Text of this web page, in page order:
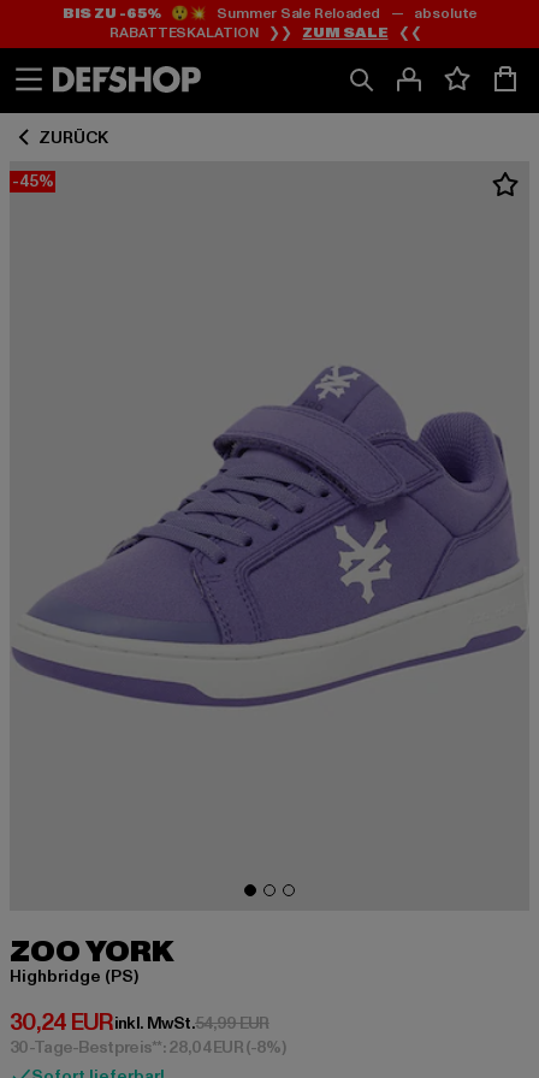
Zum
Inhalt
springen
Zum
Fußzeile
springen
BIS ZU -65%😲💥 Summer Sale Reloaded — absolute
RABATTESKALATION ❯❯ ZUM SALE ❮❮
ZURÜCK
-45%
ZOO YORK
Highbridge (PS)
30,24 EUR
Derzeitiger Preis: 30,24 EUR
inkl. MwSt.54,99 EURAktionspreis: 54,99 EUR
30-Tage-Bestpreis**: 28,04 EUR(-8%)